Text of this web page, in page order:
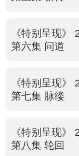
《特别呈现
第六集 问道
《特别呈现》 20170507
第七集 脉缕
《特别呈现
第八集 轮回